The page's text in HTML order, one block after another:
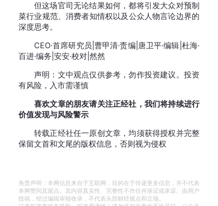
但这场官司无论结果如何，都将引发大众对预制
菜行业规范、消费者知情权以及公众人物言论边界的
深度思考。
CEO·首席研究员|曹甲清·责编|唐卫平·编辑|杜海·
百进·编务|安安·校对|然然
声明：文中观点仅供参考，勿作投资建议。投资
有风险，入市需谨慎
喜欢文章的朋友请关注正经社，我们将持续进行
价值发现与风险警示
转载正经社任一原创文章，均须获得授权并完整
保留文首和文尾的版权信息，否则视为侵权
免责声明：本网信息来自于互联网，目的在于传递更多信息，并不代表
本网赞同其观点。其内容真实性、完整性不作任何保证或承诺。由用户
投稿，经过编辑审核收录，不代表头部财经观点和立场。